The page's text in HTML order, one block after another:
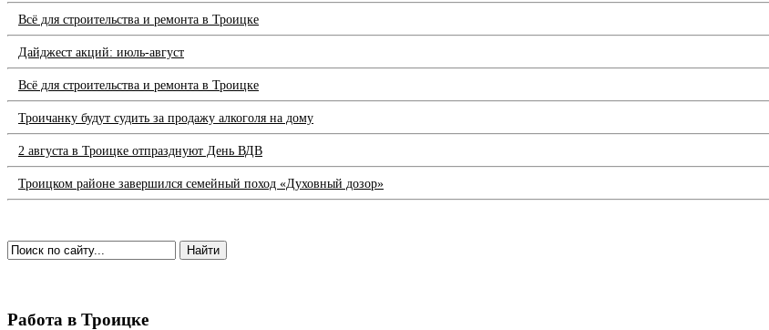
Всё для строительства и ремонта в Троицке
Дайджест акций: июль-август
Всё для строительства и ремонта в Троицке
Троичанку будут судить за продажу алкоголя на дому
2 августа в Троицке отпразднуют День ВДВ
Троицком районе завершился семейный поход «Духовный дозор»
Работа в Троицке